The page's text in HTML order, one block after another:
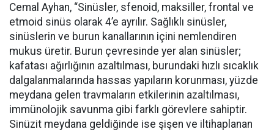
Cemal Ayhan, “Sinüsler, sfenoid, maksiller, frontal ve
etmoid sinüs olarak 4’e ayrılır. Sağlıklı sinüsler,
sinüslerin ve burun kanallarının içini nemlendiren
mukus üretir. Burun çevresinde yer alan sinüsler;
kafatası ağırlığının azaltılması, burundaki hızlı sıcaklık
dalgalanmalarında hassas yapıların korunması, yüzde
meydana gelen travmaların etkilerinin azaltılması,
immünolojik savunma gibi farklı görevlere sahiptir.
Sinüzit meydana geldiğinde ise şişen ve iltihaplanan